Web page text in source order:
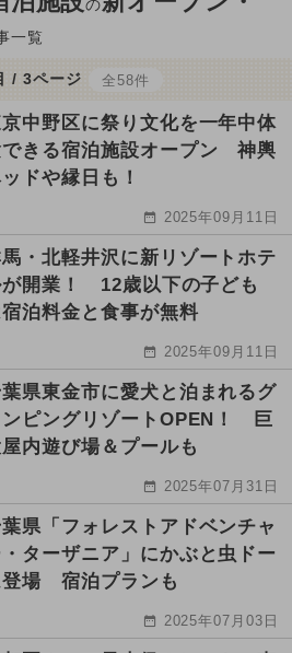
の
一覧
/ 3ページ 全58件
中野区に祭り文化を一年中体
きる宿泊施設オープン 神輿
ドや縁日も！
2025年09月11日
・北軽井沢に新リゾートホテ
が開業！ 12歳以下の子ども
泊料金と食事が無料
2025年09月11日
県東金市に愛犬と泊まれるグ
ンピングリゾートOPEN！ 巨
内遊び場＆プールも
2025年07月31日
県「フォレストアドベンチャ
ターザニア」にかぶと虫ドー
登場 宿泊プランも
2025年07月03日